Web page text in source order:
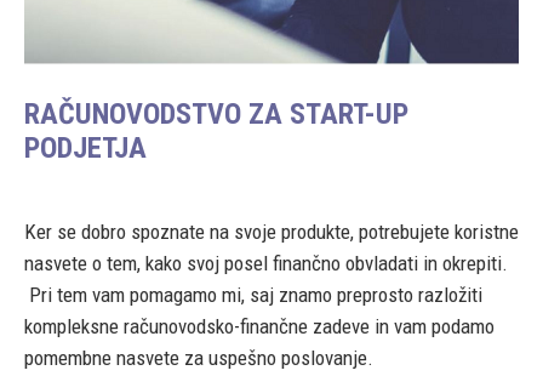
RAČUNOVODSTVO ZA START-UP
PODJETJA
Ker se dobro spoznate na svoje produkte, potrebujete koristne
nasvete o tem, kako svoj posel finančno obvladati in okrepiti.
Pri tem vam pomagamo mi, saj znamo preprosto razložiti
kompleksne računovodsko-finančne zadeve in vam podamo
pomembne nasvete za uspešno poslovanje.